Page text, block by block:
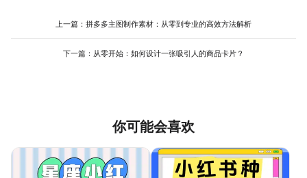
中，部分春季主题模板已预设文案框架，用户只需修改具体数字或
上一篇： 拼多多主图制作素材：从零到专业的高效方法解析
下一篇： 从零开始：如何设计一张吸引人的商品卡片？
你可能会喜欢